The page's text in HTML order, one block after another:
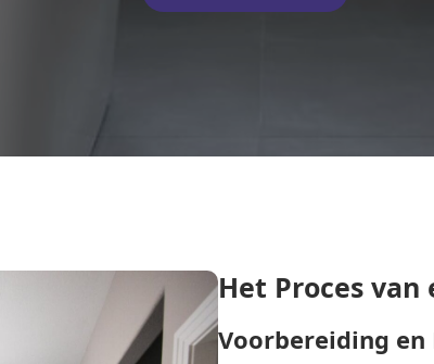
Het Proces
Voorbereiding en